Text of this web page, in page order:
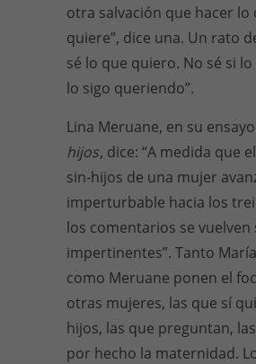
otra salvación que hacer lo
quiere”, dice una. Un rato
sé lo que quiero. No sé si
lo sigo queriendo”.
Lina Meruane, en su ensayo
hijos, dice: “A medida que
sin-hijos de una mujer
imperturbable hacia los
los comentarios se vuelven
impertinentes”. Tanto
como Meruane ponen el
otras mujeres, las que sí
hijos, las que preguntan,
por hecho la maternidad.